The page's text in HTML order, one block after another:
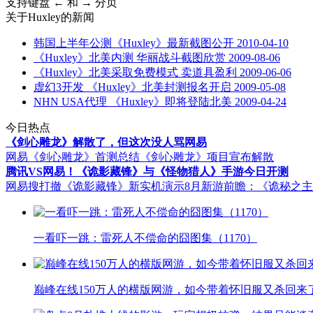
关于Huxley的新闻
韩国上半年公测《Huxley》最新截图公开 2010-04-10
《Huxley》北美内测 华丽战斗截图欣赏 2009-08-06
《Huxley》北美采取免费模式 卖道具盈利 2009-06-06
虚幻3开发 《Huxley》北美封测报名开启 2009-05-08
NHN USA代理 《Huxley》即将登陆北美 2009-04-24
今日热点
《剑心雕龙》解散了，但这次没人骂网易
网易《剑心雕龙》首测总结 《剑心雕龙》项目宣布解散
腾讯VS网易！《诡影藏锋》与《怪物猎人》手游今日开测
网易搜打撤《诡影藏锋》新实机演示8月新游前瞻：《诡秘之
一看吓一跳：雷死人不偿命的囧图集（1170）
巅峰在线150万人的横版网游，如今带着怀旧服又杀回来